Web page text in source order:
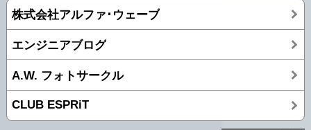
株式会社アルファ･ウェーブ
エンジニアブログ
A.W. フォトサークル
CLUB ESPRiT